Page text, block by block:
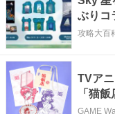
ぶりコ
攻略大百
TVア
「猫
ンオン
GAME